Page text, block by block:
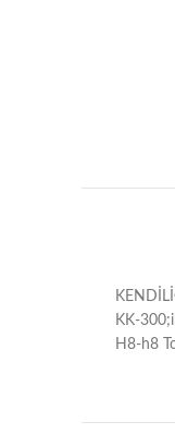
KK-
H8-h8